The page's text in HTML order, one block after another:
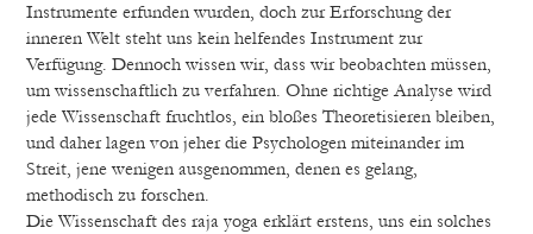
Instrumente erfunden wurden, doch zur Erforschung der
inneren Welt steht uns kein helfendes Instrument zur
Verfügung. Dennoch wissen wir, dass wir beobachten müssen,
um wissenschaftlich zu verfahren. Ohne richtige Analyse wird
jede Wissenschaft fruchtlos, ein bloßes Theoretisieren bleiben,
und daher lagen von jeher die Psychologen miteinander im
Streit, jene wenigen ausgenommen, denen es gelang,
methodisch zu forschen.
Die Wissenschaft des raja yoga erklärt erstens, uns ein solches